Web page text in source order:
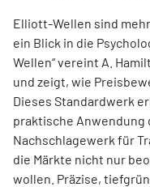
Elliott-Wellen sind
ein Blick in die
Wellen“ vereint A.
und zeigt, wie
Dieses Standardwerk
praktische Anwendung
Nachschlagewerk für
die Märkte nicht nur
wollen. Präzise,